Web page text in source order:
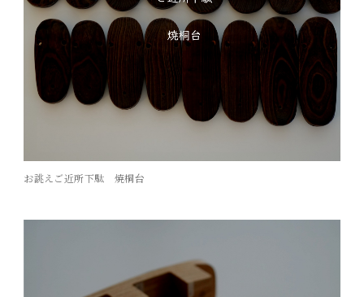
お誂えご近所下駄 焼桐台